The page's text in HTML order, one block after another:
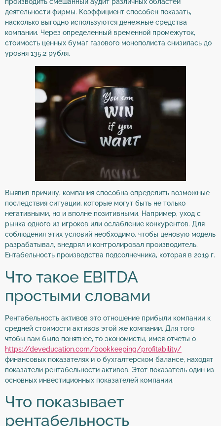
производить смешанный аудит различных областей
деятельности фирмы. Коэффициент способен показать,
насколько выгодно используются денежные средства
компании. Через определенный временной промежуток,
стоимость ценных бумаг газового монополиста снизилась до
уровня 135,2 рубля.
Выявив причину, компания способна определить возможные
последствия ситуации, которые могут быть не только
негативными, но и вполне позитивными. Например, уход с
рынка одного из игроков или ослабление конкурентов. Для
соблюдения этих условий необходимо, чтобы ценовую модель
разрабатывал, внедрял и контролировал производитель.
Ентабельность производства подсолнечника, которая в 2019 г.
Что такое EBITDA
простыми словами
Рентабельность активов это отношение прибыли компании к
средней стоимости активов этой же компании. Для того
чтобы вам было понятнее, то экономисты, имея отчеты о
https://deveducation.com/bookkeeping/profitability/
финансовых показателях и о бухгалтерском балансе, находят
показатели рентабельности активов. Этот показатель один из
основных инвестиционных показателей компании.
Что показывает
рентабельность